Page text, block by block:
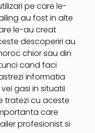
pe care le-
au fost in alte
le-au creat
descoperiri au
chior sau din
cand faci
informatia
gasi in situatii
tratezi cu aceste
care
profesionist si